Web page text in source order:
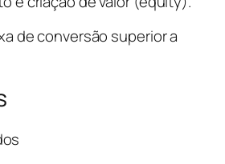
de conversão superior a